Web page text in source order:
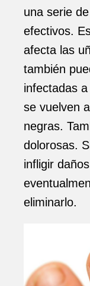
una serie
efectivos.
afecta las
también
infectadas
se vuelven
negras.
dolorosas.
infligir
eliminarlo.